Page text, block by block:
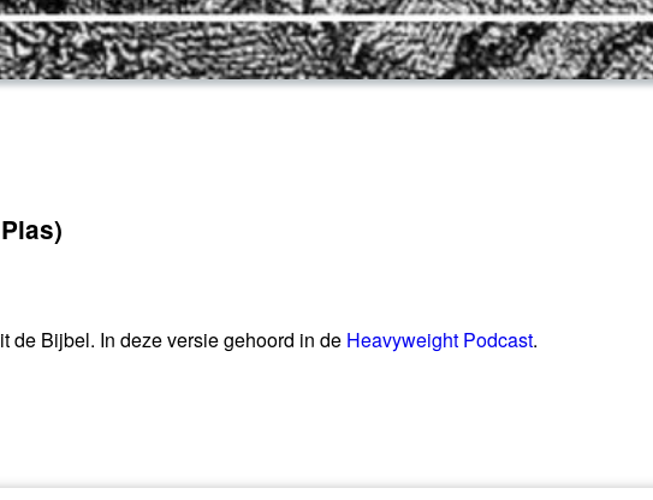
de Bijbel. In deze versie gehoord in de Heavyweight Podcast.